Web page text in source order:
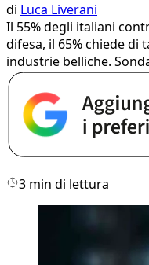
di Luca Liverani
Il 55% degli italiani
difesa, il 65% chiede
industrie belliche.
3 min di lettura